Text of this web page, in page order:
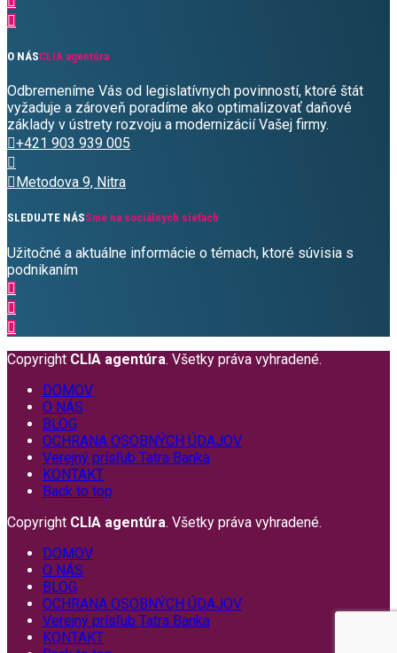
O NÁSCLIA agentúra
Odbremeníme Vás od legislatívnych povinností, ktoré štát
vyžaduje a zároveň poradíme ako optimalizovať daňové
základy v ústrety rozvoju a modernizácií Vašej firmy.
+421 903 939 005
Metodova 9, Nitra
SLEDUJTE NÁSSme na sociálnych sieťach
Užitočné a aktuálne informácie o témach, ktoré súvisia s
podnikaním
Copyright CLIA agentúra. Všetky práva vyhradené.
DOMOV
O NÁS
BLOG
OCHRANA OSOBNÝCH ÚDAJOV
Verejný prísľub Tatra Banka
KONTAKT
Back to top
Copyright CLIA agentúra. Všetky práva vyhradené.
DOMOV
O NÁS
BLOG
OCHRANA OSOBNÝCH ÚDAJOV
Verejný prísľub Tatra Banka
KONTAKT